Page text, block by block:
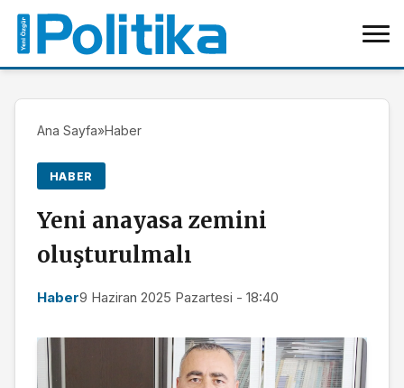
Ana Sayfa»Haber
HABER
Yeni anayasa zemini
oluşturulmalı
Haber9 Haziran 2025 Pazartesi - 18:40